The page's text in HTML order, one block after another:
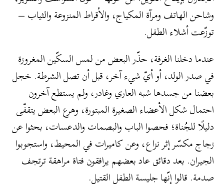
وشاحن الهاتف ومرآة المكياج، والأقراط المنزوعة والثياب –
توزّعت أشلاء الطفل.
عندما دخلنا الغرفة، حذّر البعض من لمس السكّين المغروزة
في صدر الولد، أو أيّ شيء آخر، قبل أن تصل الشرطة. خجل
بعضنا من جسدها شبه العاري وغادر، ولم يستطع آخرون
احتمال شكل الأعضاء الصغيرة المبتورة، وهرع البعض يتقفّى
دليلًا للجُناة؛ فحصوا الباب والبصمات والدعسات، بحثوا عن
زجاج مكسّر إثر نزاع، وعن كاميرات في المحيط، واستجوبوا
الجيران. بعد دقائق عاد بعضهم يرافقون فتاة مراهقة ترتجف
صدمة. قالوا إنّها جليسة الطفل القتيل.